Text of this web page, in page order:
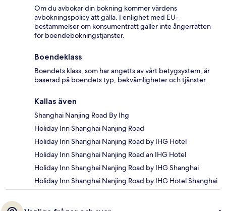
Om du avbokar din bokning kommer värdens
avbokningspolicy att gälla. I enlighet med EU-
bestämmelser om konsumenträtt gäller inte ångerrätten
för boendebokningstjänster.
Boendeklass
Boendets klass, som har angetts av vårt betygsystem, är
baserad på boendets typ, bekvämligheter och tjänster.
Kallas även
Shanghai Nanjing Road By Ihg
Holiday Inn Shanghai Nanjing Road
Holiday Inn Shanghai Nanjing Road by IHG Hotel
Holiday Inn Shanghai Nanjing Road an IHG Hotel
Holiday Inn Shanghai Nanjing Road by IHG Shanghai
Holiday Inn Shanghai Nanjing Road by IHG Hotel Shanghai